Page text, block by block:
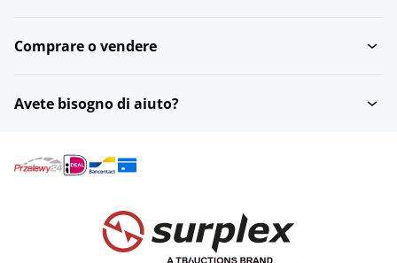
Comprare o vendere
Avete bisogno di aiuto?